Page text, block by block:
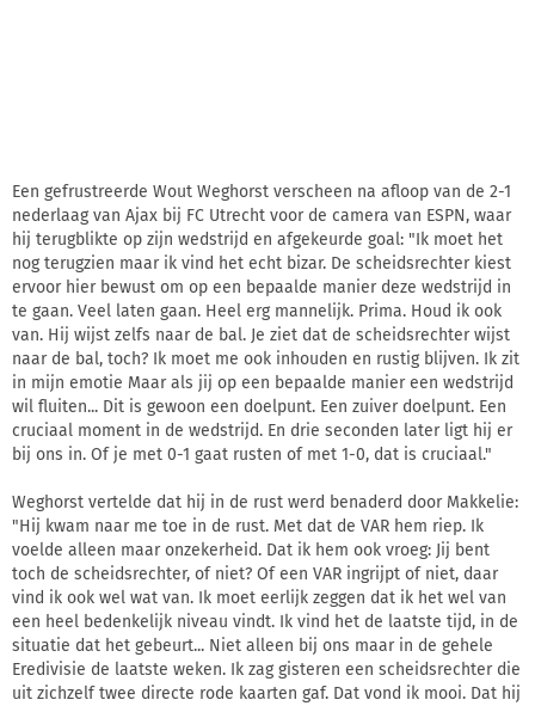
Een gefrustreerde Wout Weghorst verscheen na afloop van de 2-1
nederlaag van Ajax bij FC Utrecht voor de camera van ESPN, waar
hij terugblikte op zijn wedstrijd en afgekeurde goal: "Ik moet het
nog terugzien maar ik vind het echt bizar. De scheidsrechter kiest
ervoor hier bewust om op een bepaalde manier deze wedstrijd in
te gaan. Veel laten gaan. Heel erg mannelijk. Prima. Houd ik ook
van. Hij wijst zelfs naar de bal. Je ziet dat de scheidsrechter wijst
naar de bal, toch? Ik moet me ook inhouden en rustig blijven. Ik zit
in mijn emotie Maar als jij op een bepaalde manier een wedstrijd
wil fluiten... Dit is gewoon een doelpunt. Een zuiver doelpunt. Een
cruciaal moment in de wedstrijd. En drie seconden later ligt hij er
bij ons in. Of je met 0-1 gaat rusten of met 1-0, dat is cruciaal."
Weghorst vertelde dat hij in de rust werd benaderd door Makkelie:
"Hij kwam naar me toe in de rust. Met dat de VAR hem riep. Ik
voelde alleen maar onzekerheid. Dat ik hem ook vroeg: Jij bent
toch de scheidsrechter, of niet? Of een VAR ingrijpt of niet, daar
vind ik ook wel wat van. Ik moet eerlijk zeggen dat ik het wel van
een heel bedenkelijk niveau vindt. Ik vind het de laatste tijd, in de
situatie dat het gebeurt... Niet alleen bij ons maar in de gehele
Eredivisie de laatste weken. Ik zag gisteren een scheidsrechter die
uit zichzelf twee directe rode kaarten gaf. Dat vond ik mooi. Dat hij